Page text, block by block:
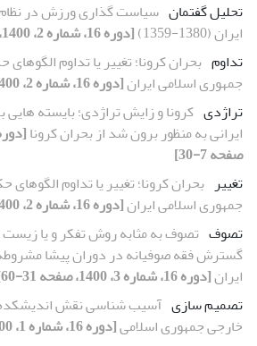
تحلیل گفتمان سیاست گذاری ورزش در
ایران (1380-1359)
[دوره 16، شماره 2، 1400، صفحه 139-173]
تداوم بحران کرونا؛ تغییر یا تداوم
جمهوری اسلامی ایران[دوره 16، شماره 2، 1400، صفحه 175-220]
تراژدی کرونا و زایش تراژدی؛ بایسته
ایرانی به منظور برون شد از بحران کرونا
صفحه 7-30]
تغییر بحران کرونا؛ تغییر یا تداوم
جمهوری اسلامی ایران[دوره 16، شماره 2، 1400، صفحه 175-220]
تصوف تصوف به مثابه روش تفکر و یا زیست
گسترش فقه صوفیانه در دوران پیشا مشروطه
ایران[دوره 16، شماره 3، 1400، صفحه 31-60]
تصمیم سازی آسیب شناسی نقش
خارجی جمهوری اسلامی[دوره 16، شماره 1، 1400، صفحه 137-163]